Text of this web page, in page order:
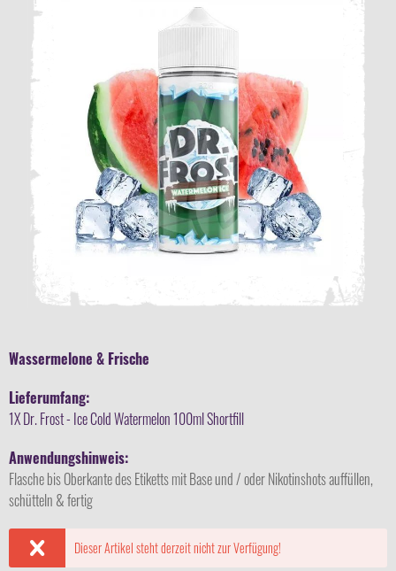
Wassermelone & Frische
Lieferumfang:
1X Dr. Frost - Ice Cold Watermelon 100ml Shortfill
Anwendungshinweis:
Flasche bis Oberkante des Etiketts mit Base und / oder Nikotinshots auffüllen,
schütteln & fertig
Dieser Artikel steht derzeit nicht zur Verfügung!